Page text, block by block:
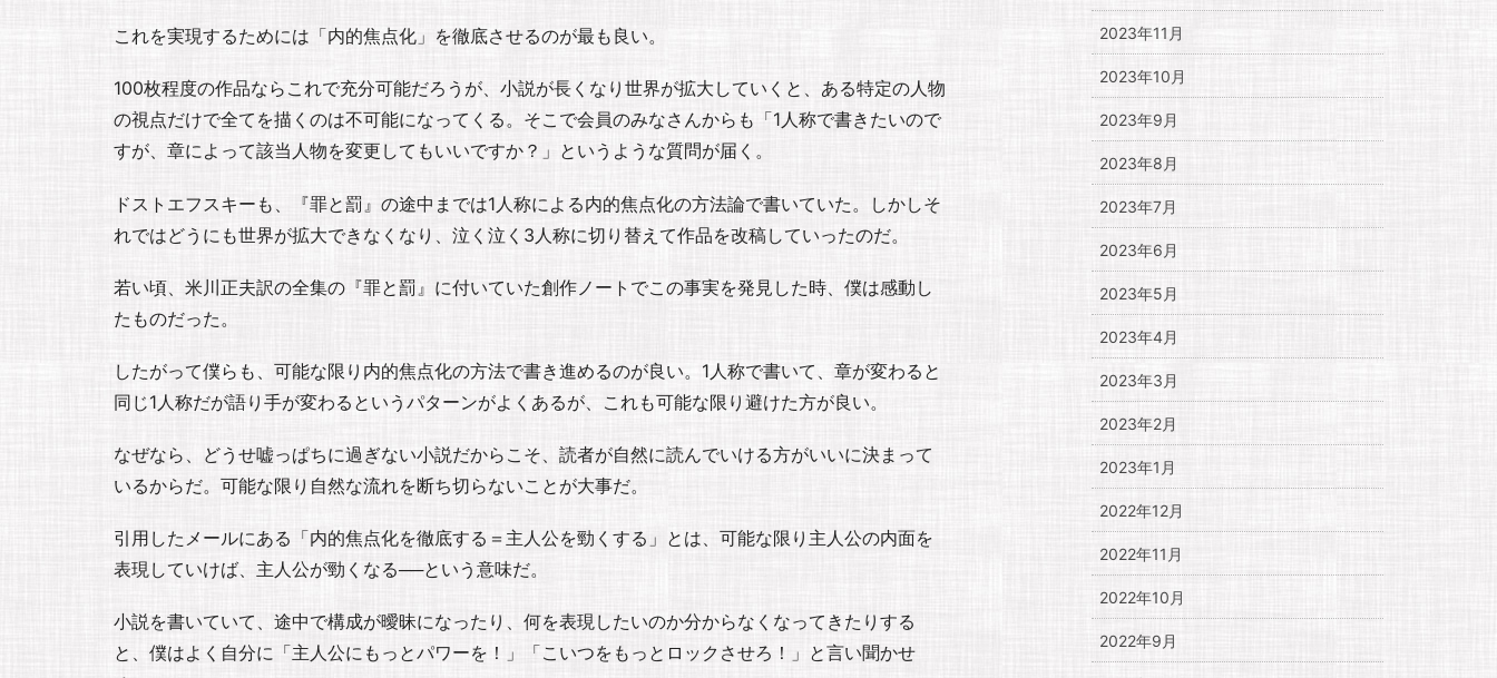
これを実現するためには「内的焦点化」を徹底させるのが最も良い。
100枚程度の作品ならこれで充分可能だろうが、小説が長くなり世界が拡大していくと、ある特定の人物
の視点だけで全てを描くのは不可能になってくる。そこで会員のみなさんからも「1人称で書きたいので
すが、章によって該当人物を変更してもいいですか？」というような質問が届く。
ドストエフスキーも、『罪と罰』の途中までは1人称による内的焦点化の方法論で書いていた。しかしそ
れではどうにも世界が拡大できなくなり、泣く泣く3人称に切り替えて作品を改稿していったのだ。
若い頃、米川正夫訳の全集の『罪と罰』に付いていた創作ノートでこの事実を発見した時、僕は感動し
たものだった。
したがって僕らも、可能な限り内的焦点化の方法で書き進めるのが良い。1人称で書いて、章が変わると
同じ1人称だが語り手が変わるというパターンがよくあるが、これも可能な限り避けた方が良い。
なぜなら、どうせ嘘っぱちに過ぎない小説だからこそ、読者が自然に読んでいける方がいいに決まって
いるからだ。可能な限り自然な流れを断ち切らないことが大事だ。
引用したメールにある「内的焦点化を徹底する＝主人公を勁くする」とは、可能な限り主人公の内面を
表現していけば、主人公が勁くなる──という意味だ。
小説を書いていて、途中で構成が曖昧になったり、何を表現したいのか分からなくなってきたりする
と、僕はよく自分に「主人公にもっとパワーを！」「こいつをもっとロックさせろ！」と言い聞かせ
2023年11月
2023年10月
2023年9月
2023年8月
2023年7月
2023年6月
2023年5月
2023年4月
2023年3月
2023年2月
2023年1月
2022年12月
2022年11月
2022年10月
2022年9月